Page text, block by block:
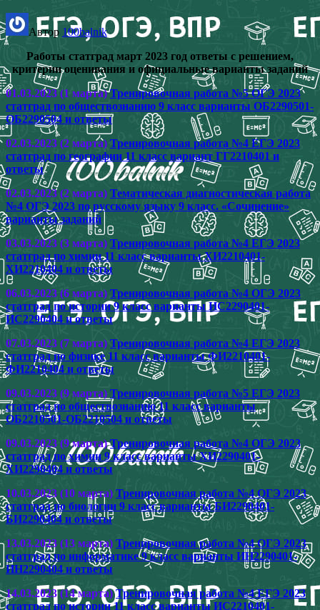
Автор 100balnik
Работы статград март 2023 год ответы с решением,
критерии оценивания и официальные варианты заданий
01.03.2023 (1 марта) Тренировочная работа №5 ОГЭ 2023
статград по обществознанию 9 класс варианты ОБ2290501-
ОБ2290504 и ответы
02.03.2023 (2 марта) Тренировочная работа №4 ЕГЭ 2023
статград по географии 11 класс вариант ГГ2210401 и
ответы
02.03.2023 (2 марта) Тематическая диагностическая работа
№4 ОГЭ 2023 по русскому языку 9 класс. «Сочинение»
варианты заданий
03.03.2023 (3 марта) Тренировочная работа №4 ЕГЭ 2023
статград по химии 11 класс варианты ХИ2210401-
ХИ2210404 и ответы
06.03.2023 (6 марта) Тренировочная работа №4 ОГЭ 2023
статград по истории 9 класс варианты ИС2290401-
ИС2290404 и ответы
07.03.2023 (7 марта) Тренировочная работа №4 ЕГЭ 2023
статград по физике 11 класс варианты ФИ2210401-
ФИ2210404 и ответы
09.03.2023 (9 марта) Тренировочная работа №5 ЕГЭ 2023
статград по обществознанию 11 класс варианты
ОБ2210501-ОБ2210504 и ответы
09.03.2023 (9 марта) Тренировочная работа №4 ОГЭ 2023
статград по химии 9 класс варианты ХИ2290401-
ХИ2290404 и ответы
10.03.2023 (10 марта) Тренировочная работа №4 ОГЭ 2023
статград по биологии 9 класс варианты БИ2290401-
БИ2290404 и ответы
13.03.2023 (13 марта) Тренировочная работа №4 ОГЭ 2023
статград по информатике 9 класс варианты ИН2290401-
ИН2290404 и ответы
14.03.2023 (14 марта) Тренировочная работа №4 ЕГЭ 2023
статград по истории 11 класс варианты ИС2210401-